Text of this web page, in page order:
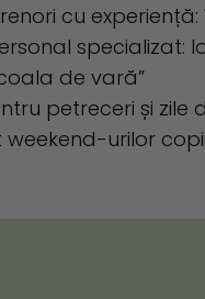
cu
specializat:
de vară”
petreceri și
urilor